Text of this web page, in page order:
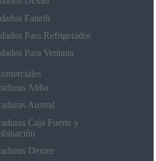
Faitelli
Para Refrigerador
Para Ventana
Abba
Austral
Caja Fuerte y
Dexter